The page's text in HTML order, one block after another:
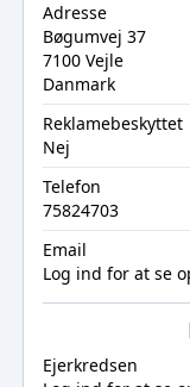
Adresse
Bøgumvej 37
7100 Vejle
Danmark
Reklamebeskyttet
Nej
Telefon
75824703
Email
Log ind for at se
Ejerkredsen